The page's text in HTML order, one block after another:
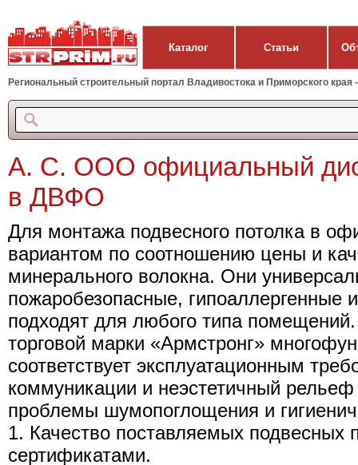
Каталог Статьи
Региональный строительный портал Владивостока и Приморского края
А. С. ООО официальный
в ДВФО
Для монтажа подвесного потолка в
вариантом по соотношению цены и
минерального волокна. Они
пожаробезопасные, гипоаллергенные
подходят для любого типа
торговой марки «Армстронг»
соответствует эксплуатационным
коммуникации и неэстетичный
проблемы шумопоглощения и
1. Качество поставляемых подвесных
сертификатами.